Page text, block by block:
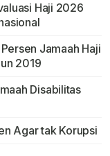
Haji 2026
Jamaah Haji
2019
Disabilitas
Agar tak Korupsi